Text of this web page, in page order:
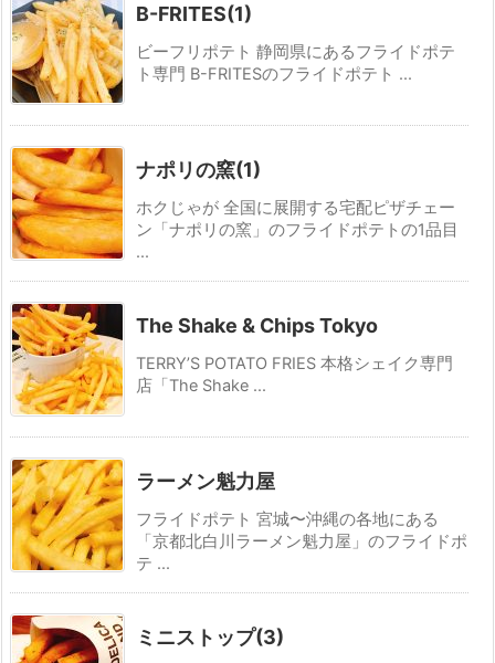
B-FRITES(1)
ビーフリポテト 静岡県にあるフライドポテ
ト専門 B-FRITESのフライドポテト ...
ナポリの窯(1)
ホクじゃが 全国に展開する宅配ピザチェー
ン「ナポリの窯」のフライドポテトの1品目
...
The Shake & Chips Tokyo
TERRY’S POTATO FRIES 本格シェイク専門
店「The Shake ...
ラーメン魁力屋
フライドポテト 宮城〜沖縄の各地にある
「京都北白川ラーメン魁力屋」のフライドポ
テ ...
ミニストップ(3)